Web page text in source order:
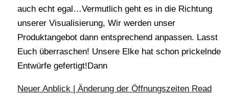
auch echt egal…Vermutlich geht es in die Richtung
unserer Visualisierung, Wir werden unser
Produktangebot dann entsprechend anpassen. Lasst
Euch überraschen! Unsere Elke hat schon prickelnde
Entwürfe gefertigt!Dann
Neuer Anblick | Änderung der Öffnungszeiten Read